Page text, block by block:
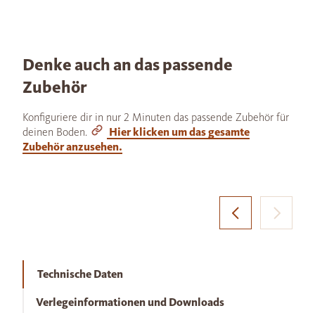
Denke auch an das passende
Zubehör
Konfiguriere dir in nur 2 Minuten das passende Zubehör für
deinen Boden.
Hier klicken um das gesamte
Zubehör anzusehen.
Technische Daten
Verlegeinformationen und Downloads